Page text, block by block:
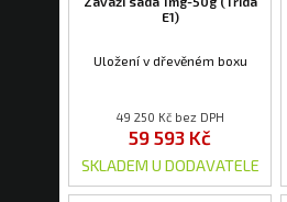
E1)
Uložení v dřevěném boxu
49 250 Kč bez DPH
59 593 Kč
SKLADEM U DODAVATELE